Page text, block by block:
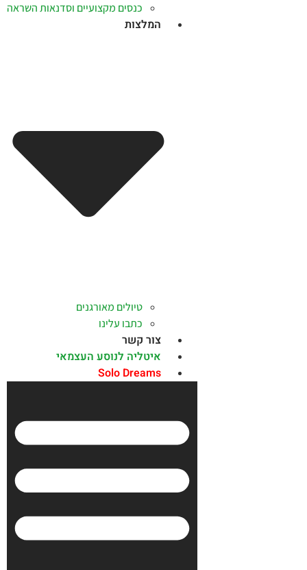
כנסים מקצועיים וסדנאות השראה
המלצות
טיולים מאורגנים
כתבו עלינו
צור קשר
איטליה לנוסע העצמאי
Solo Dreams